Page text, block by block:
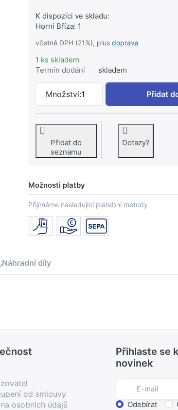
K dispozici ve skladu:
Horní Bříza: 1
včetně DPH (21%), plus doprava
1 ks skladem
Termín dodání
skladem
Množství:1
DANIELA Sprchová
Přidat
Přidat do
seznamu
Dotazy?
Možnosti platby
Přijímáme následující platební metody
Náhradní díly
od smlouvy
osobních údajů
Přihlaste se
novinek
Zvolte akci
Odebírat